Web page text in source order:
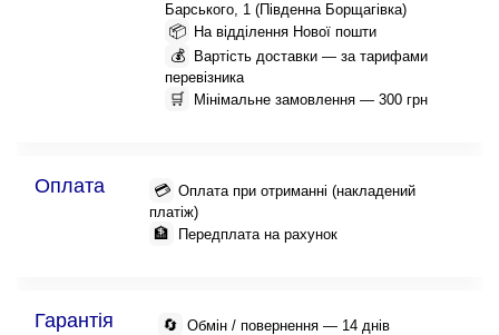
Барського, 1 (Південна Борщагівка)
📦 На відділення Нової пошти
💰
Вартість доставки — за тарифами
перевізника
🛒 Мінімальне замовлення — 300 грн
Оплата 💳 Оплата при отриманні (накладений
платіж)
🏦 Передплата на рахунок
Гарантія 🔄 Обмін / повернення — 14 днів